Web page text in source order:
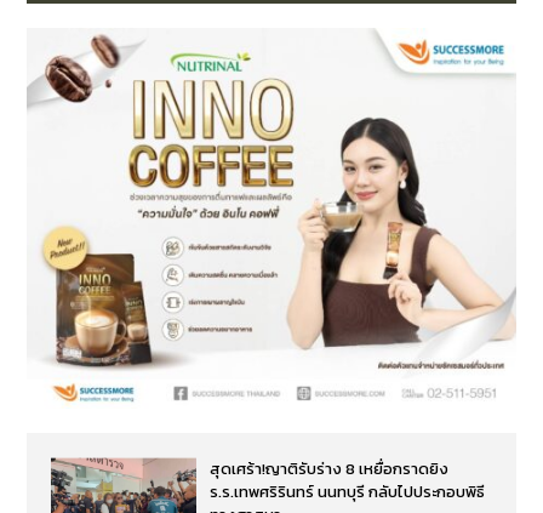
สุดเศร้า!ญาติรับร่าง 8 เหยื่อกราดยิง
ร.ร.เทพศริรินทร์ นนทบุรี กลับไปประกอบพิธี